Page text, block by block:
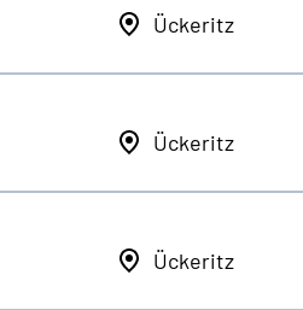
Ückeritz
Ückeritz
Ückeritz